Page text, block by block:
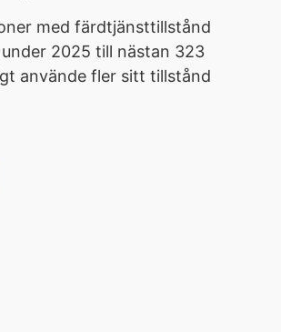
med färdtjänsttillstånd
2025 till nästan 323
använde fler sitt tillstånd